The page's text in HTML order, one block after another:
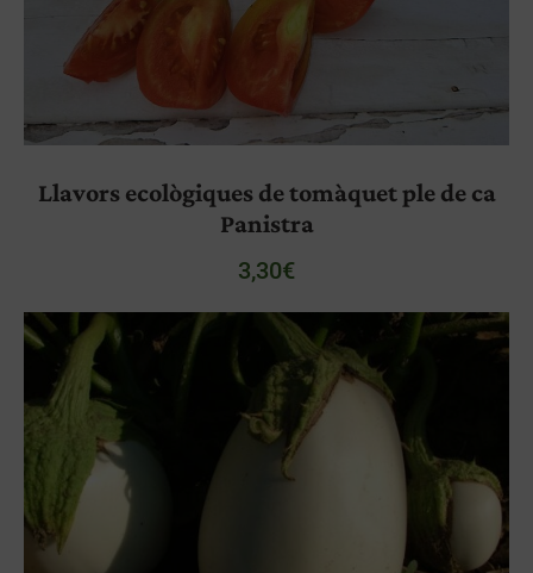
Llavors ecològiques de tomàquet ple de ca
Panistra
3,30€